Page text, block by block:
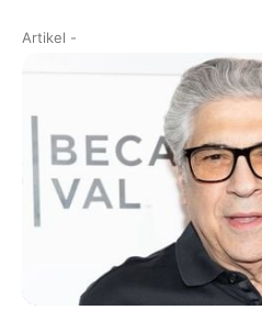
Artikel -